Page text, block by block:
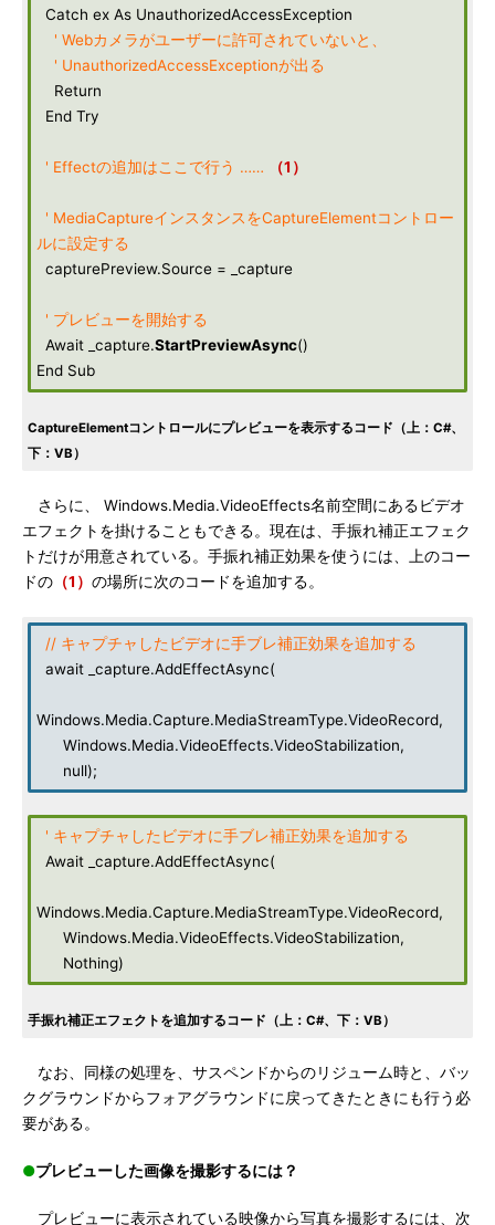
Catch ex As UnauthorizedAccessException
' Webカメラがユーザーに許可されていないと、
' UnauthorizedAccessExceptionが出る
Return
End Try
' Effectの追加はここで行う …… （1）
' MediaCaptureインスタンスをCaptureElementコントロー
ルに設定する
capturePreview.Source = _capture
' プレビューを開始する
Await _capture.StartPreviewAsync()
End Sub
CaptureElementコントロールにプレビューを表示するコード（上：C#、
下：VB）
さらに、 Windows.Media.VideoEffects名前空間にあるビデオ
エフェクトを掛けることもできる。現在は、手振れ補正エフェク
トだけが用意されている。手振れ補正効果を使うには、上のコー
ドの （1） の場所に次のコードを追加する。
// キャプチャしたビデオに手ブレ補正効果を追加する
await _capture.AddEffectAsync(
Windows.Media.Capture.MediaStreamType.VideoRecord,
Windows.Media.VideoEffects.VideoStabilization,
null);
' キャプチャしたビデオに手ブレ補正効果を追加する
Await _capture.AddEffectAsync(
Windows.Media.Capture.MediaStreamType.VideoRecord,
Windows.Media.VideoEffects.VideoStabilization,
Nothing)
手振れ補正エフェクトを追加するコード（上：C#、下：VB）
なお、同様の処理を、サスペンドからのリジューム時と、バッ
クグラウンドからフォアグラウンドに戻ってきたときにも行う必
要がある。
●プレビューした画像を撮影するには？
プレビューに表示されている映像から写真を撮影するには、次